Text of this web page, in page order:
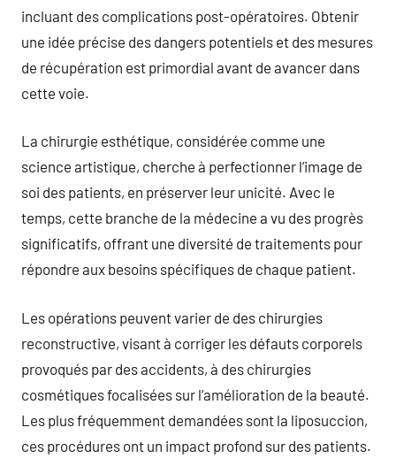
incluant des complications post-opératoires. Obtenir
une idée précise des dangers potentiels et des mesures
de récupération est primordial avant de avancer dans
cette voie.
La chirurgie esthétique, considérée comme une
science artistique, cherche à perfectionner l’image de
soi des patients, en préserver leur unicité. Avec le
temps, cette branche de la médecine a vu des progrès
significatifs, offrant une diversité de traitements pour
répondre aux besoins spécifiques de chaque patient.
Les opérations peuvent varier de des chirurgies
reconstructive, visant à corriger les défauts corporels
provoqués par des accidents, à des chirurgies
cosmétiques focalisées sur l’amélioration de la beauté.
Les plus fréquemment demandées sont la liposuccion,
ces procédures ont un impact profond sur des patients.